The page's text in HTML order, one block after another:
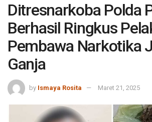
Ditresnarkoba Polda
Berhasil Ringkus
Pembawa Narkotika
Ganja
by Ismaya Rosita Maret 21, 2025